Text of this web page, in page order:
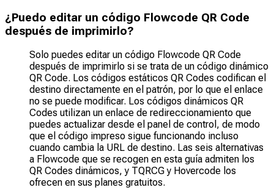
¿Puedo editar un código Flowcode QR Code
después de imprimirlo?
Solo puedes editar un código Flowcode QR Code
después de imprimirlo si se trata de un código dinámico
QR Code. Los códigos estáticos QR Codes codifican el
destino directamente en el patrón, por lo que el enlace
no se puede modificar. Los códigos dinámicos QR
Codes utilizan un enlace de redireccionamiento que
puedes actualizar desde el panel de control, de modo
que el código impreso sigue funcionando incluso
cuando cambia la URL de destino. Las seis alternativas
a Flowcode que se recogen en esta guía admiten los
QR Codes dinámicos, y TQRCG y Hovercode los
ofrecen en sus planes gratuitos.